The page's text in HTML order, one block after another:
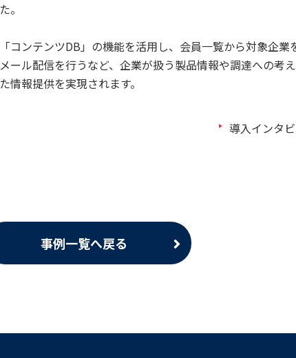
た。
「コンテンツDB」の機能を活用し、会員一覧から対象企業
メール配信を行うなど、企業が扱う製品情報や調達への考
た情報提供を実現されます。
導入インタ
事例一覧へ戻る